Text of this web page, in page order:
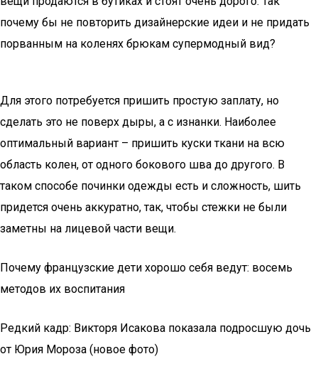
почему бы не повторить дизайнерские идеи и не придать
порванным на коленях брюкам супермодный вид?
Для этого потребуется пришить простую заплату, но
сделать это не поверх дыры, а с изнанки. Наиболее
оптимальный вариант – пришить куски ткани на всю
область колен, от одного бокового шва до другого. В
таком способе починки одежды есть и сложность, шить
придется очень аккуратно, так, чтобы стежки не были
заметны на лицевой части вещи.
Почему французские дети хорошо себя ведут: восемь
методов их воспитания
Редкий кадр: Викторя Исакова показала подросшую дочь
от Юрия Мороза (новое фото)